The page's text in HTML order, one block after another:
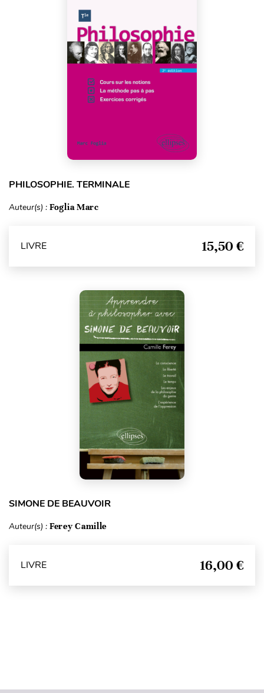
PHILOSOPHIE. TERMINALE
Auteur(s) : Foglia Marc
LIVRE 15,50 €
SIMONE DE BEAUVOIR
Auteur(s) : Ferey Camille
LIVRE 16,00 €